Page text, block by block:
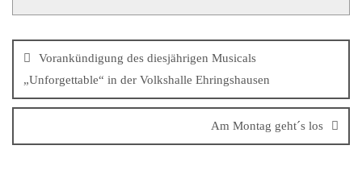
Vorankündigung des diesjährigen Musicals
„Unforgettable“ in der Volkshalle Ehringshausen
Am Montag geht´s los